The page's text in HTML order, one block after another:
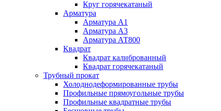
Круг горячекатаный
Арматура
Арматура А1
Арматура А3
Арматура АТ800
Квадрат
Квадрат калиброванный
Квадрат горячекатаный
Трубный прокат
Холоднодеформированные трубы
Профильные прямоугольные трубы
Профильные квадратные трубы